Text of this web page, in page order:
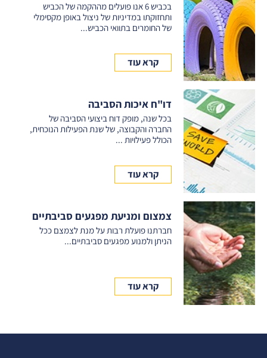
בכביש 6 אנו פועלים מההקמה של הכביש
ותחזוקתו במדיניות של ניצול באופן מקסימלי
של החומרים בתוואי הכביש...
קרא עוד
דו"ח איכות הסביבה
בכל שנה, מופק דוח ביצועי הסביבה של
החברה והקבוצה, של שנת הפעילות הנוכחית,
הכולל פעילויות ...
קרא עוד
צמצום ומניעת מפגעים סביבתיים
חברתנו פועלת רבות על מנת לצמצם ככל
הניתן ולמנוע מפגעים סביבתיים...
קרא עוד